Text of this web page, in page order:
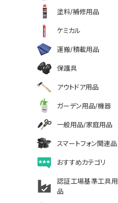
塗料/補修用品
ケミカル
運搬/積載用品
保護具
アウトドア用品
ガーデン用品/機器
一般用品/家庭用品
スマートフォン関連品
おすすめカテゴリ
認証工場基準工具用
品